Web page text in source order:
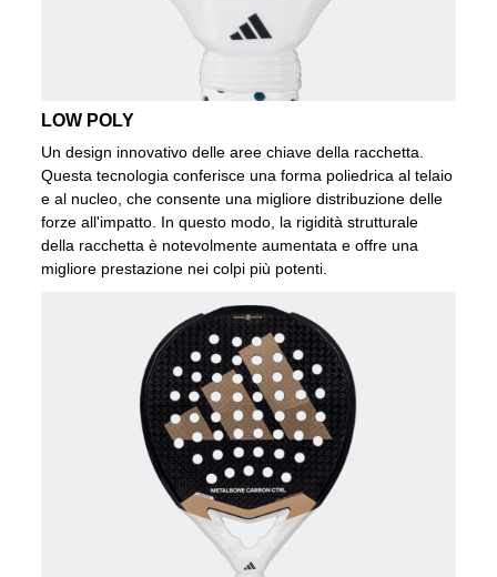
LOW POLY
Un design innovativo delle aree chiave della racchetta.
Questa tecnologia conferisce una forma poliedrica al telaio
e al nucleo, che consente una migliore distribuzione delle
forze all'impatto. In questo modo, la rigidità strutturale
della racchetta è notevolmente aumentata e offre una
migliore prestazione nei colpi più potenti.